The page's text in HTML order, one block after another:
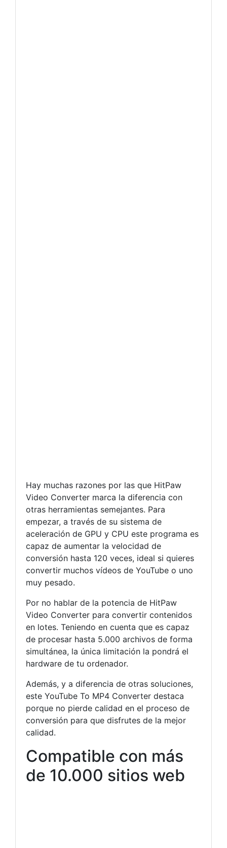
Hay muchas razones por las que HitPaw
Video Converter marca la diferencia con
otras herramientas semejantes. Para
empezar, a través de su sistema de
aceleración de GPU y CPU este programa es
capaz de aumentar la velocidad de
conversión hasta 120 veces, ideal si quieres
convertir muchos vídeos de YouTube o uno
muy pesado.
Por no hablar de la potencia de HitPaw
Video Converter para convertir contenidos
en lotes. Teniendo en cuenta que es capaz
de procesar hasta 5.000 archivos de forma
simultánea, la única limitación la pondrá el
hardware de tu ordenador.
Además, y a diferencia de otras soluciones,
este YouTube To MP4 Converter destaca
porque no pierde calidad en el proceso de
conversión para que disfrutes de la mejor
calidad.
Compatible con más
de 10.000 sitios web